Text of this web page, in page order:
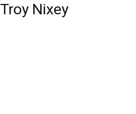
Troy Nixey